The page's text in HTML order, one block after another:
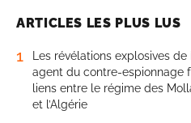
ARTICLES LES PLUS LUS
1
Les révélations explosives
agent du contre-espionnage
liens entre le régime des
et l’Algérie